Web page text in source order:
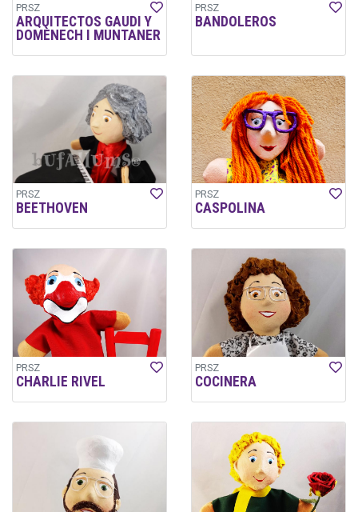
PRSZ
ARQUITECTOS GAUDI Y
DOMÈNECH I MUNTANER
PRSZ
BANDOLEROS
PRSZ
BEETHOVEN
PRSZ
CASPOLINA
PRSZ
CHARLIE RIVEL
PRSZ
COCINERA